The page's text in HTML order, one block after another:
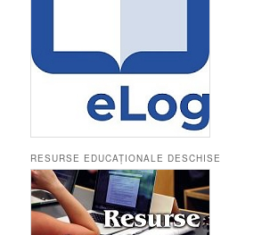
RESURSE EDUCAȚIONALE DESCHISE